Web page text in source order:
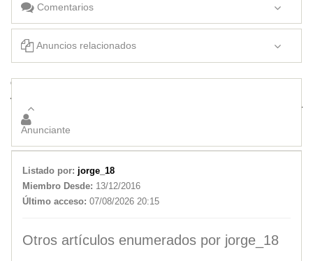
Comentarios
Anuncios relacionados
Cronos 1.3i Pack Plus Automatico Okm 2025 En Agencia Plan
ADJUDICADO
Fiorino Endurance 1.3i Full Okm 2026 En Agencia a Patentar
Anunciante
Listado por: jorge_18
Miembro Desde: 13/12/2016
Último acceso: 07/08/2026 20:15
Otros artículos enumerados por jorge_18